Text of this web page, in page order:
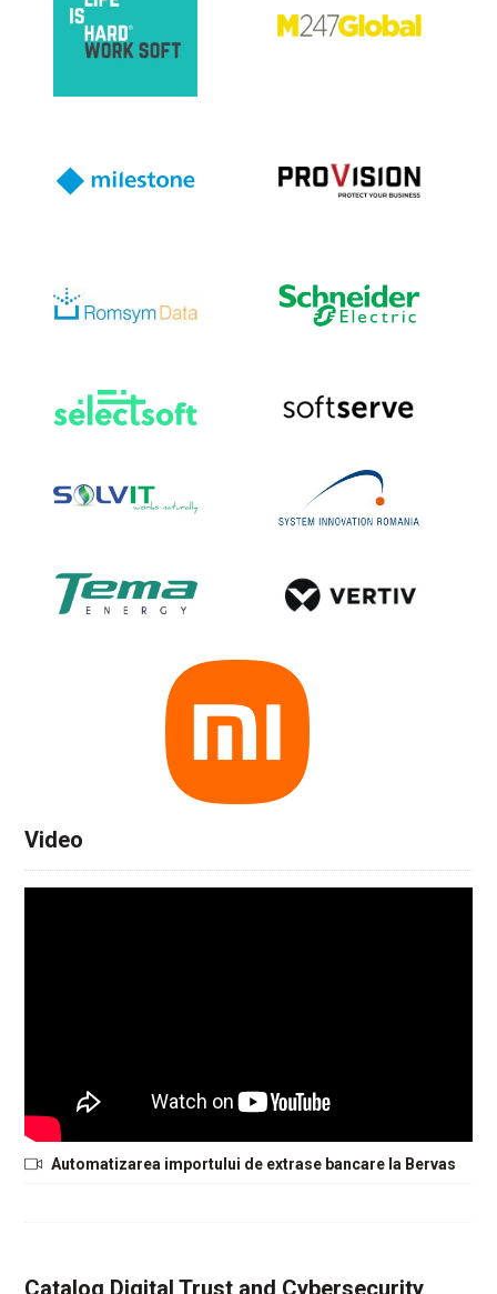
Video
Automatizarea importului de extrase bancare la Bervas
Catalog Digital Trust and Cybersecurity